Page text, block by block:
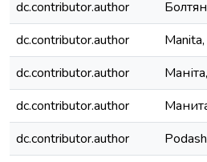
dc.contributor.author
dc.contributor.author
dc.contributor.author
dc.contributor.author
dc.contributor.author